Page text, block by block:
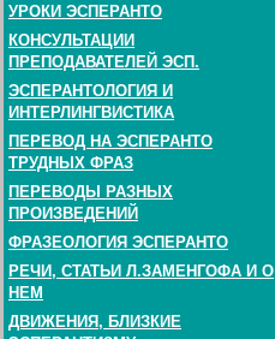
УРОКИ ЭСПЕРАНТО
КОНСУЛЬТАЦИИ
ПРЕПОДАВАТЕЛЕЙ ЭСП.
ЭСПЕРАНТОЛОГИЯ И
ИНТЕРЛИНГВИСТИКА
ПЕРЕВОД НА ЭСПЕРАНТО
ТРУДНЫХ ФРАЗ
ПЕРЕВОДЫ РАЗНЫХ
ПРОИЗВЕДЕНИЙ
ФРАЗЕОЛОГИЯ ЭСПЕРАНТО
РЕЧИ, СТАТЬИ Л.ЗАМЕНГОФА И О
НЕМ
ДВИЖЕНИЯ, БЛИЗКИЕ